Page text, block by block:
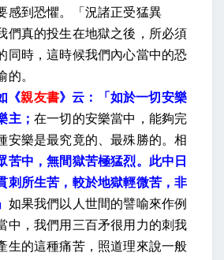
感到恐懼。「況諸正受猛異
們真的投生在地獄之後，所必須
同時，這時候我們內心當中的恐
的。
《親友書》云：「如於一切安樂
主； 在一切的安樂當中，能夠完
安樂是最究竟的、最殊勝的。相
苦中，無間獄苦極猛烈。此中日
刺所生苦，較於地獄輕微苦，非
如果我們以人世間的譬喻來作例
中，我們用三百矛很用力的刺我
生的這種痛苦，照道理來說一般